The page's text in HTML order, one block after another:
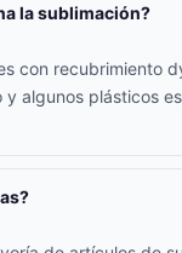
la sublimación?
con recubrimiento
algunos plásticos